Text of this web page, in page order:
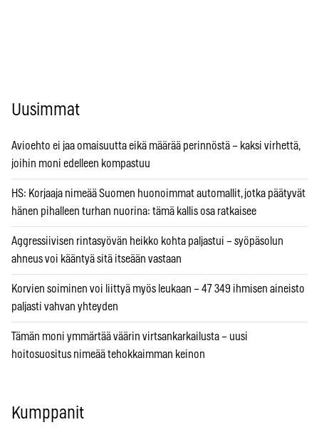
Uusimmat
Avioehto ei jaa omaisuutta eikä määrää perinnöstä – kaksi virhettä,
joihin moni edelleen kompastuu
HS: Korjaaja nimeää Suomen huonoimmat automallit, jotka päätyvät
hänen pihalleen turhan nuorina: tämä kallis osa ratkaisee
Aggressiivisen rintasyövän heikko kohta paljastui – syöpäsolun
ahneus voi kääntyä sitä itseään vastaan
Korvien soiminen voi liittyä myös leukaan – 47 349 ihmisen aineisto
paljasti vahvan yhteyden
Tämän moni ymmärtää väärin virtsankarkailusta – uusi
hoitosuositus nimeää tehokkaimman keinon
Kumppanit